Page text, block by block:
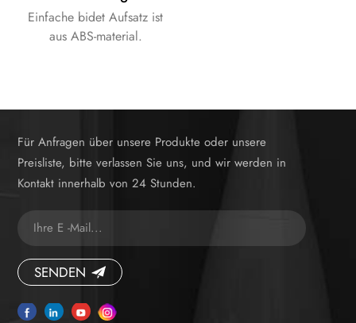
Einfache bidet Aufsatz ist
aus ABS-material.
Für Anfragen über unsere Produkte oder unsere
Preisliste, bitte verlassen Sie uns, und wir werden in
Kontakt innerhalb von 24 Stunden.
SENDEN